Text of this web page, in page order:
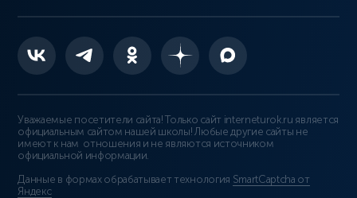
Уважаемые посетители сайта! Только сайт interneturok.ru является
официальным сайтом нашей школы! Любые другие сайты не
имеют к нам отношения и не являются источником
официальной информации.
Данные в формах обрабатывает технология SmartCaptcha от
Яндекс